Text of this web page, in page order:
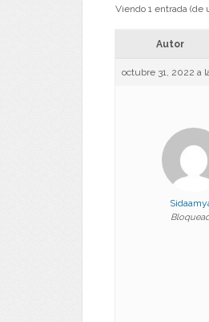
Viendo 1 entrada (de
Autor
octubre 31, 2022 a